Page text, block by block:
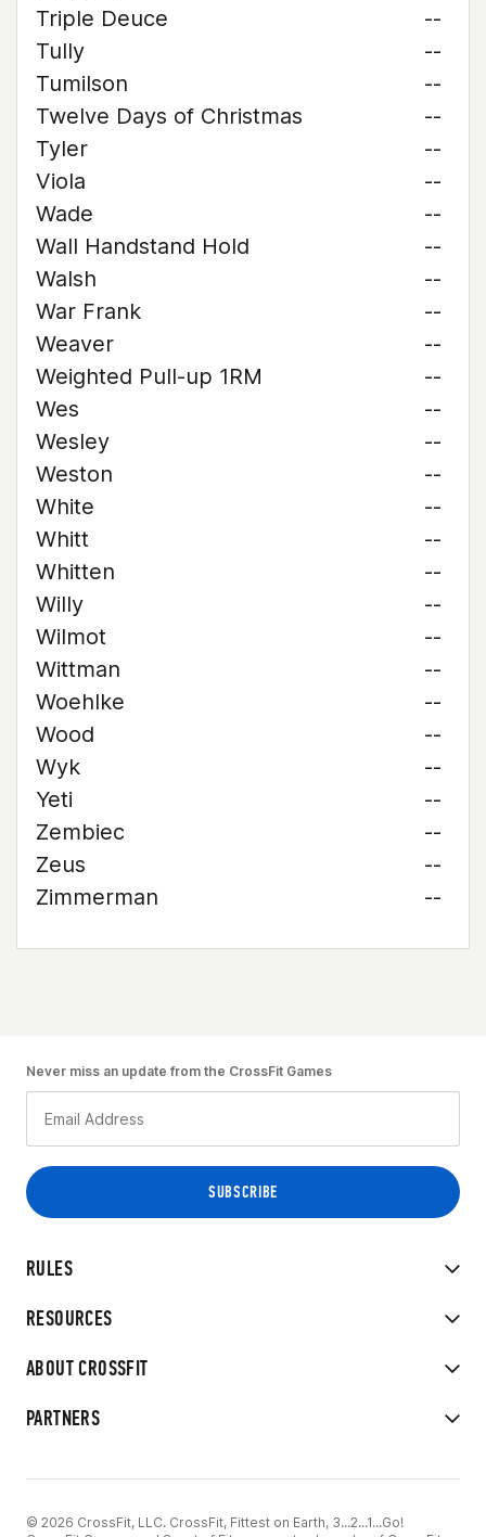
Triple Deuce
--
Tully
--
Tumilson
--
Twelve Days of Christmas
--
Tyler
--
Viola
--
Wade
--
Wall Handstand Hold
--
Walsh
--
War Frank
--
Weaver
--
Weighted Pull-up 1RM
--
Wes
--
Wesley
--
Weston
--
White
--
Whitt
--
Whitten
--
Willy
--
Wilmot
--
Wittman
--
Woehlke
--
Wood
--
Wyk
--
Yeti
--
Zembiec
--
Zeus
--
Zimmerman
--
RULES
RESOURCES
ABOUT CROSSFIT
PARTNERS
Never miss an update from the CrossFit Games
© 2026 CrossFit, LLC. CrossFit, Fittest on Earth, 3...2...1...Go!